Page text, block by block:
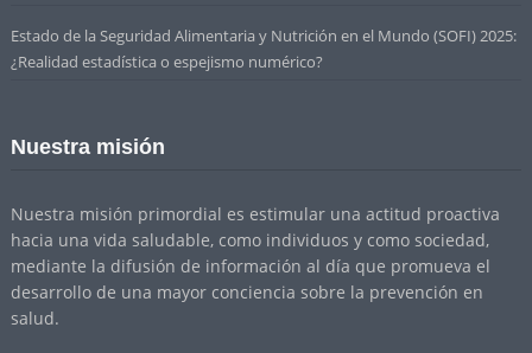
Estado de la Seguridad Alimentaria y Nutrición en el Mundo (SOFI) 2025:
¿Realidad estadística o espejismo numérico?
Nuestra misión
Nuestra misión primordial es estimular una actitud proactiva
hacia una vida saludable, como individuos y como sociedad,
mediante la difusión de información al día que promueva el
desarrollo de una mayor conciencia sobre la prevención en
salud.